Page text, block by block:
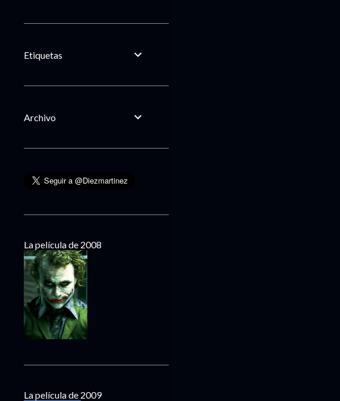
Etiquetas
Archivo
La película de 2008
La película de 2009